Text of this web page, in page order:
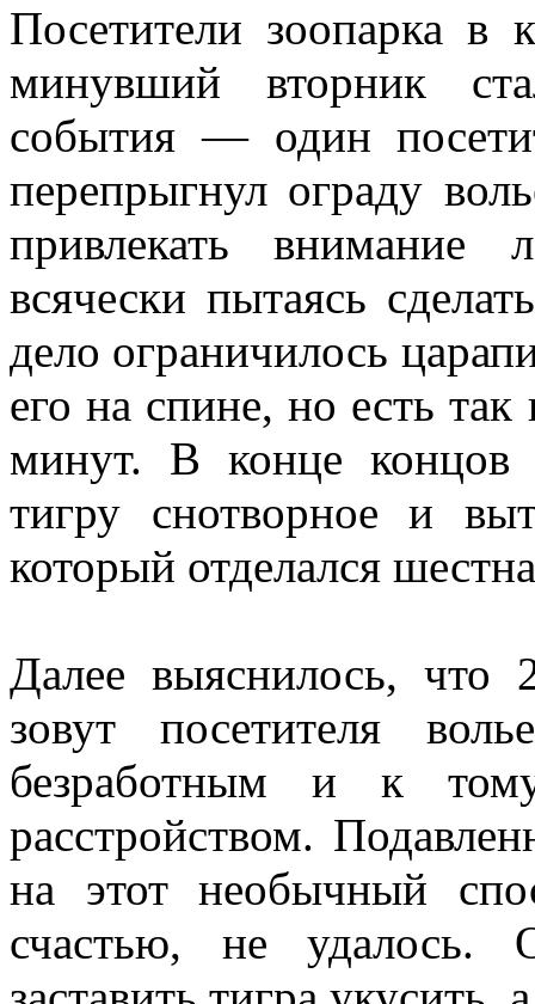
Посетители зоопарка в
минувший вторник
события — один
перепрыгнул ограду
привлекать внимание
всячески пытаясь
дело ограничилось
его на спине, но есть
минут. В конце концов
тигру снотворное и
который отделался
Далее выяснилось,
зовут посетителя
безработным и к
расстройством.
на этот необычный
счастью, не удалось.